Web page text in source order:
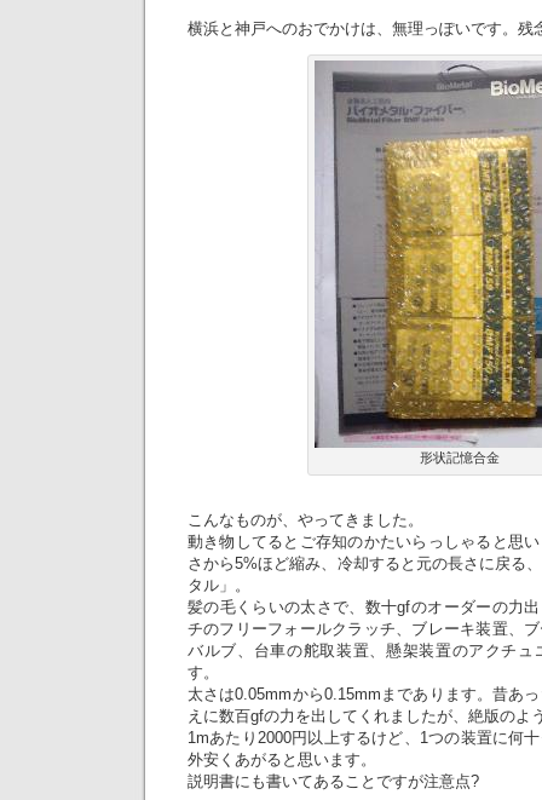
横浜と神戸へのおでかけは、無理っぽいです。
形状記憶合金
こんなものが、やってきました。
動き物してるとご存知のかたいらっしゃると思
さから5%ほど縮み、冷却すると元の長さに戻る
タル」。
髪の毛くらいの太さで、数十gfのオーダーの力
チのフリーフォールクラッチ、ブレーキ装置、
バルブ、台車の舵取装置、懸架装置のアクチュ
す。
太さは0.05mmから0.15mmまであります。昔あ
えに数百gfの力を出してくれましたが、絶版のよ
1mあたり2000円以上するけど、1つの装置に何
外安くあがると思います。
説明書にも書いてあることですが注意点?